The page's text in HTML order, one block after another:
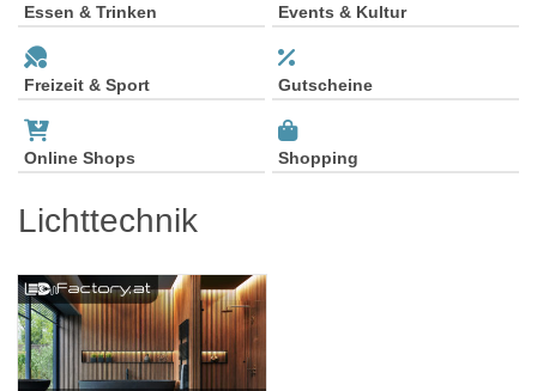
Essen & Trinken Events & Kultur
Freizeit & Sport Gutscheine
Online Shops Shopping
Lichttechnik